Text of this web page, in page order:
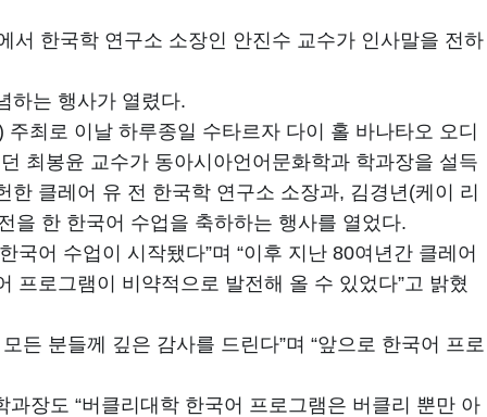
서 한국학 연구소 소장인 안진수 교수가 인사말을 전하
하는 행사가 열렸다.
최로 이날 하루종일 수타르자 다이 홀 바나타오 오디
최봉윤 교수가 동아시아언어문화학과 학과장을 설득
클레어 유 전 한국학 연구소 소장과, 김경년(케이 리
을 한 한국어 수업을 축하하는 행사를 열었다.
어 수업이 시작됐다”며 “이후 지난 80여년간 클레어
프로그램이 비약적으로 발전해 올 수 있었다”고 밝혔
든 분들께 깊은 감사를 드린다”며 “앞으로 한국어 프로
장도 “버클리대학 한국어 프로그램은 버클리 뿐만 아